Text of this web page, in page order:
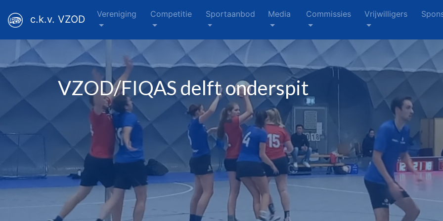
c.k.v. VZOD Vereniging Competitie Sportaanbod Media Commissies Vrijwilligers
VZOD/FIQAS delft onderspit